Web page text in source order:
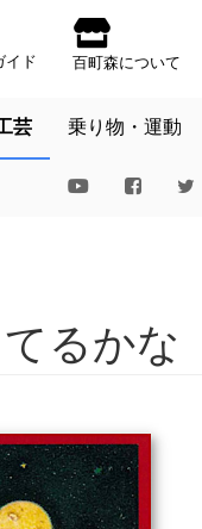
イド 百町森について
芸 乗り物・運動
るかな